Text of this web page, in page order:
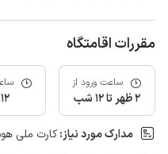
مقررات اقامتگاه
ساعت ورود از
2 ظهر تا 12 شب 12 ظهر
مدارک مورد نیاز:کارت ملی